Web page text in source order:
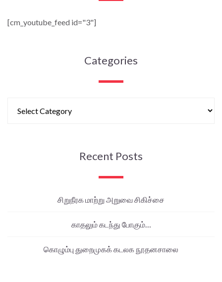
[cm_youtube_feed id="3"]
Categories
Recent Posts
சிறுநீரக மாற்று அறுவை சிகிச்சை
காதலும் கடந்து போகும்…
கொழும்பு துறைமுகக் கடலக நூதனசாலை